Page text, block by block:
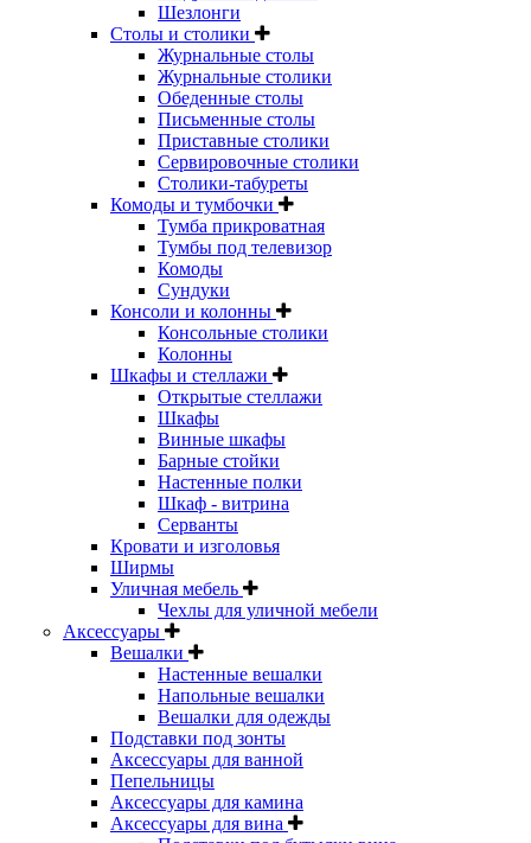
Шезлонги
Столы и столики
Журнальные столы
Журнальные столики
Обеденные столы
Письменные столы
Приставные столики
Сервировочные столики
Столики-табуреты
Комоды и тумбочки
Тумба прикроватная
Тумбы под телевизор
Комоды
Сундуки
Консоли и колонны
Консольные столики
Колонны
Шкафы и стеллажи
Открытые стеллажи
Шкафы
Винные шкафы
Барные стойки
Настенные полки
Шкаф - витрина
Серванты
Кровати и изголовья
Ширмы
Уличная мебель
Чехлы для уличной мебели
Аксессуары
Вешалки
Настенные вешалки
Напольные вешалки
Вешалки для одежды
Подставки под зонты
Аксессуары для ванной
Пепельницы
Аксессуары для камина
Аксессуары для вина